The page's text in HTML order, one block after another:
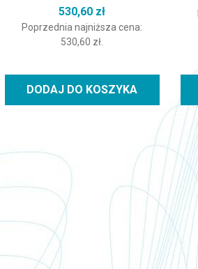
530,60 zł
Poprzednia najniższa cena:
530,60 zł
DODAJ DO KOSZYKA